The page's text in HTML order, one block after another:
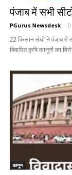
पंजाब में सभी
PGurus Newsdesk -
22 किसान संघों ने पंजाब में
विवादित कृषि कानूनों का
कानून